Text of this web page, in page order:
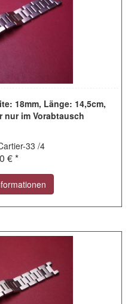
18mm, Länge: 14,5cm,
nur im Vorabtausch
33 /4
€ *